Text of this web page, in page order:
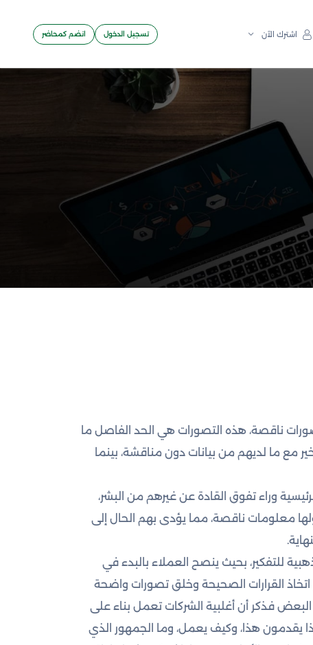
اشترك الآن تسجيل الدخول انضم كمحاضر
ناقصة، هذه التصورات هي الحد الفاصل ما
مع ما لديهم من بيانات دون مناقشة، بينما
وراء تفوق القادة عن غيرهم من البشر،
معلومات ناقصة، مما يؤدى بهم الحال إلى
للتفكير، بحيث ينصح العملاء بالبدء في
القرارات الصحيحة وخلق تصورات واضحة
فذكر أن أغلبية الشركات تعمل بناء على
يقدمون هذا، وكيف يعمل، وما الجمهور الذي